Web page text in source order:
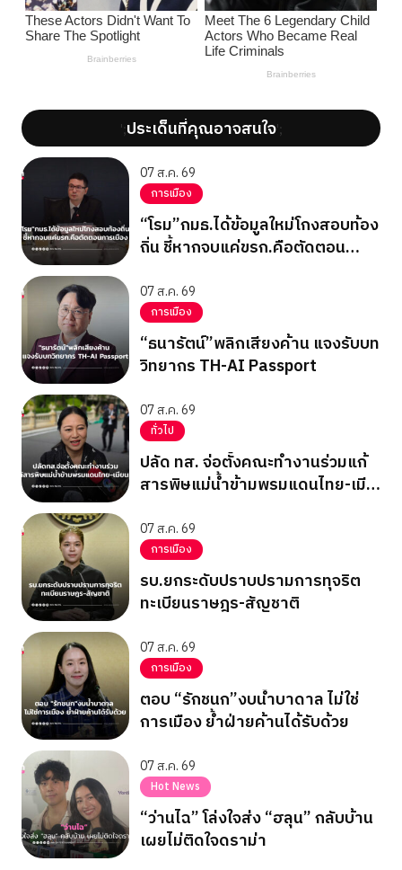
';ประเด็นที่คุณอาจสนใจ';
07 ส.ค. 69
การเมือง
“โรม”กมธ.ได้ข้อมูลใหม่โกงสอบท้อง
ถิ่น ชี้หากจบแค่ขรก.คือตัดตอน
07 ส.ค. 69
การเมือง
“ธนารัตน์”พลิกเสียงค้าน แจงรับบท
วิทยากร TH-AI Passport
07 ส.ค. 69
ทั่วไป
ปลัด ทส. จ่อตั้งคณะทำงานร่วมแก้
สารพิษแม่น้ำข้ามพรมแดนไทย-เมีย
07 ส.ค. 69
การเมือง
รบ.ยกระดับปราบปรามการทุจริต
ทะเบียนราษฎร-สัญชาติ
07 ส.ค. 69
การเมือง
ตอบ “รักชนก”งบน้ำบาดาล ไม่ใช่
การเมือง ย้ำฝ่ายค้านได้รับด้วย
07 ส.ค. 69
Hot News
“ว่านไฉ” โล่งใจส่ง “ฮลุน” กลับบ้าน
เผยไม่ติดใจดราม่า